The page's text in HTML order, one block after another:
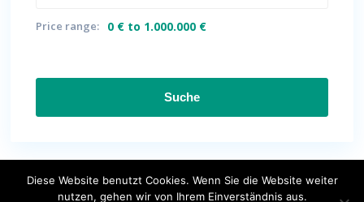
Price range: 0 € to 1.000.000 €
Suche
Diese Website benutzt Cookies. Wenn Sie die Website weiter
nutzen, gehen wir von Ihrem Einverständnis aus.